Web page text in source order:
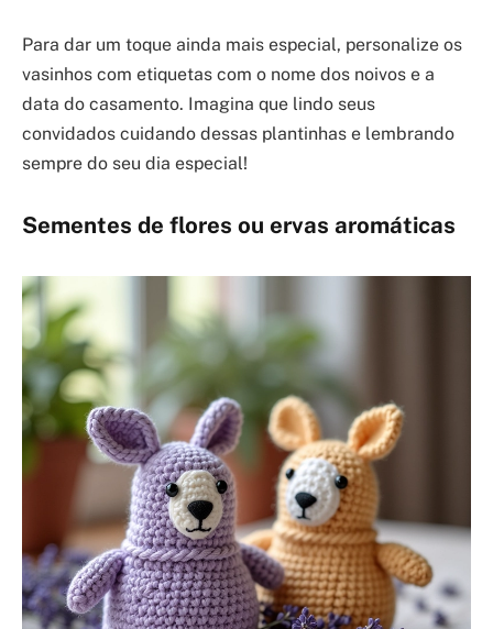
Para dar um toque ainda mais especial, personalize os
vasinhos com etiquetas com o nome dos noivos e a
data do casamento. Imagina que lindo seus
convidados cuidando dessas plantinhas e lembrando
sempre do seu dia especial!
Sementes de flores ou ervas aromáticas